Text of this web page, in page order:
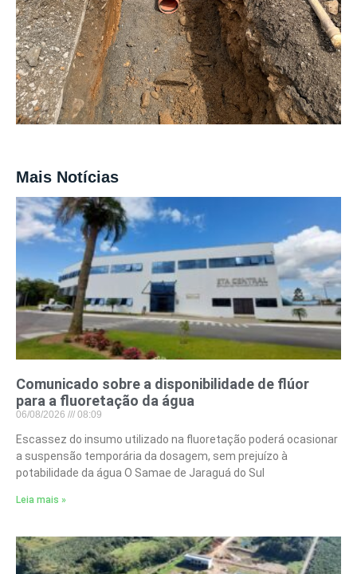
Mais Notícias
Comunicado sobre a disponibilidade de flúor
para a fluoretação da água
06/08/2026 08:09
Escassez do insumo utilizado na fluoretação poderá ocasionar
a suspensão temporária da dosagem, sem prejuízo à
potabilidade da água O Samae de Jaraguá do Sul
Leia mais »